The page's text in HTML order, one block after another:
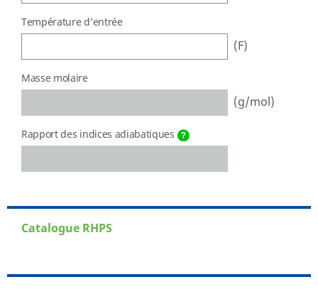
Température d’entrée
(F)
Masse molaire
(g/mol)
Rapport des indices adiabatiques
Catalogue RHPS